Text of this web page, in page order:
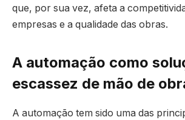
que, por sua vez, afeta a
empresas e a qualidade das obras.
A automação como
escassez de mão de
A automação tem sido uma das